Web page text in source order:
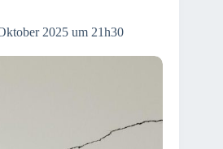
2025 um 21h30